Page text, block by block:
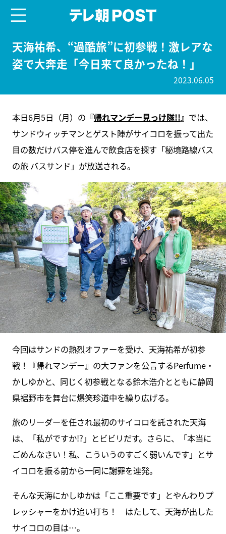
天海祐希、“過酷旅”に初参戦！激レアな
姿で大奔走「今日来て良かったね！」
2023.06.05
本日6月5日（月）の 『帰れマンデー見っけ隊!!』 では、
サンドウィッチマンとゲスト陣がサイコロを振って出た
目の数だけバス停を進んで飲食店を探す「秘境路線バス
の旅 バスサンド」が放送される。
今回はサンドの熱烈オファーを受け、天海祐希が初参
戦！『帰れマンデー』の大ファンを公言するPerfume・
かしゆかと、同じく初参戦となる鈴木浩介とともに静岡
県裾野市を舞台に爆笑珍道中を繰り広げる。
旅のリーダーを任され最初のサイコロを託された天海
は、「私がですか!?」とビビリだす。さらに、「本当に
ごめんなさい！私、こういうのすごく弱いんです」とサ
イコロを振る前から一同に謝罪を連発。
そんな天海にかしゆかは「ここ重要です」とやんわりプ
レッシャーをかけ追い打ち！ はたして、天海が出した
サイコロの目は…。